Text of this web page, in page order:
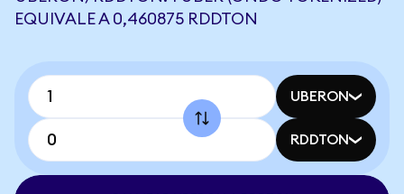
EQUIVALE A 0,460875 RDDTON
UBERON
RDDTON